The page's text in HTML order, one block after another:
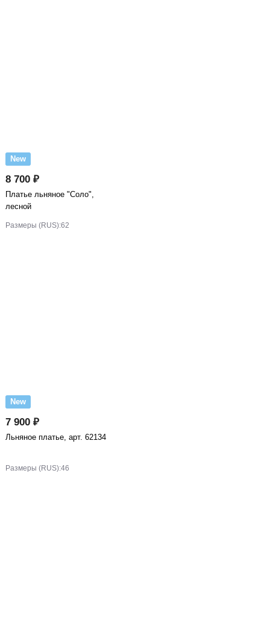
New
8 700 ₽
Платье льняное "Соло",
лесной
Размеры (RUS):62
New
7 900 ₽
Льняное платье, арт. 62134
Размеры (RUS):46